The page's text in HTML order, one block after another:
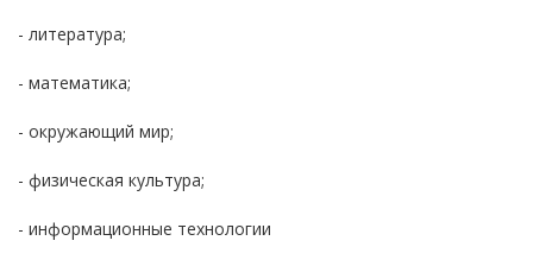
- литература;
- математика;
- окружающий мир;
- физическая культура;
- информационные технологии